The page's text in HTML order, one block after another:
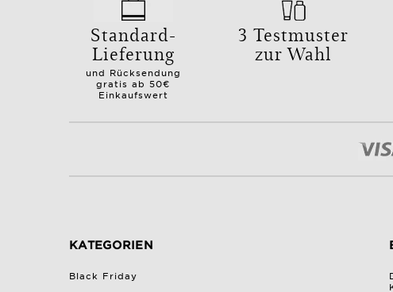
Standard-
Lieferung
und Rücksendung
gratis ab 50€
Einkaufswert
3 Testmuster
zur Wahl
KATEGORIEN
Black Friday